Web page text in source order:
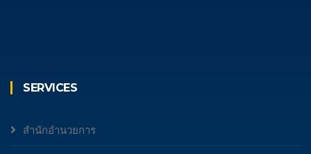
SERVICES
สำนักอำนวยการ